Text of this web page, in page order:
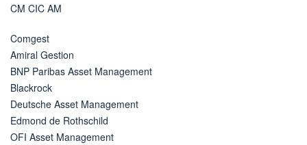
CM CIC AM
Comgest
Amiral Gestion
BNP Paribas Asset Management
Blackrock
Deutsche Asset Management
Edmond de Rothschild
OFI Asset Management